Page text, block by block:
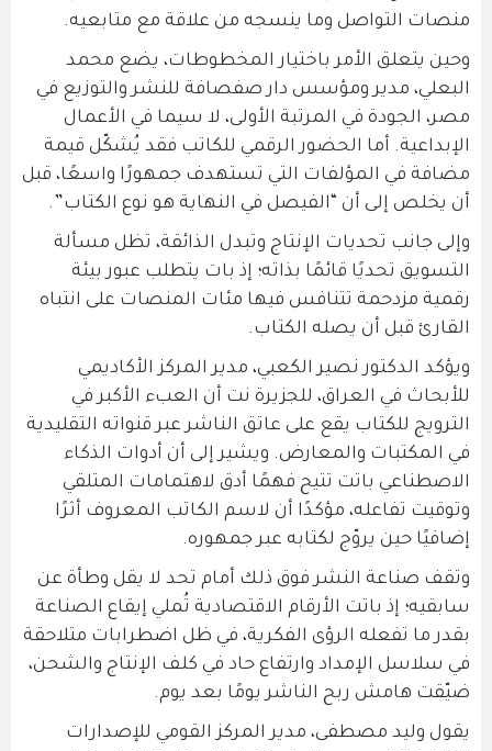
منصات التواصل وما ينسجه من علاقة مع متابعيه.
وحين يتعلق الأمر باختيار المخطوطات، يضع محمد
البعلي، مدير ومؤسس دار صفصافة للنشر والتوزيع في
مصر، الجودة في المرتبة الأولى، لا سيما في الأعمال
الإبداعية. أما الحضور الرقمي للكاتب فقد يُشكّل قيمة
مضافة في المؤلفات التي تستهدف جمهورًا واسعًا، قبل
أن يخلص إلى أن “الفيصل في النهاية هو نوع الكتاب”.
وإلى جانب تحديات الإنتاج وتبدل الذائقة، تظل مسألة
التسويق تحديًا قائمًا بذاته؛ إذ بات يتطلب عبور بيئة
رقمية مزدحمة تتنافس فيها مئات المنصات على انتباه
القارئ قبل أن يصله الكتاب.
ويؤكد الدكتور نصير الكعبي، مدير المركز الأكاديمي
للأبحاث في العراق، للجزيرة نت أن العبء الأكبر في
الترويج للكتاب يقع على عاتق الناشر عبر قنواته التقليدية
في المكتبات والمعارض. ويشير إلى أن أدوات الذكاء
الاصطناعي باتت تتيح فهمًا أدق لاهتمامات المتلقي
وتوقيت تفاعله، مؤكدًا أن لاسم الكاتب المعروف أثرًا
إضافيًا حين يروّج لكتابه عبر جمهوره.
وتقف صناعة النشر فوق ذلك أمام تحد لا يقل وطأة عن
سابقيه؛ إذ باتت الأرقام الاقتصادية تُملي إيقاع الصناعة
بقدر ما تفعله الرؤى الفكرية، في ظل اضطرابات متلاحقة
في سلاسل الإمداد وارتفاع حاد في كلف الإنتاج والشحن،
ضيّقت هامش ربح الناشر يومًا بعد يوم.
يقول وليد مصطفى، مدير المركز القومي للإصدارات